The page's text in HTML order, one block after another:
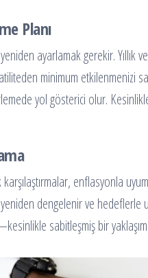
Planı
ayarlamak gerekir. Yıllık
minimum etkilenmenizi
yol gösterici olur.
enflasyonla
yeniden dengelenir ve
sabitleşmiş bir